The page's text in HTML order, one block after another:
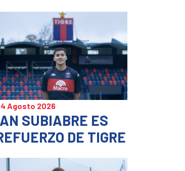
Agosto 2026
SUBIABRE ES
DE TIGRE